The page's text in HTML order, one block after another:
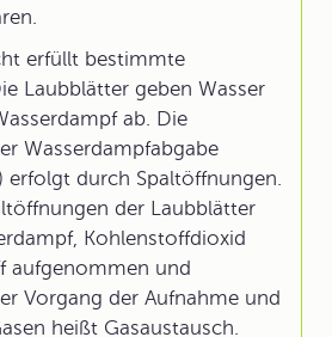
erfüllt bestimmte
Laubblätter geben Wasser
ab. Die
Wasserdampfabgabe
erfolgt durch Spaltöffnungen.
der Laubblätter
Kohlenstoffdioxid
aufgenommen und
Vorgang der Aufnahme und
heißt Gasaustausch.